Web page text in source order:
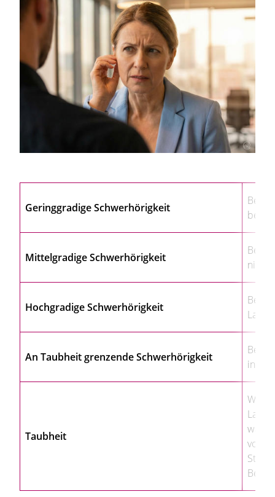
Geringgradige Schwerhörigkeit
Mittelgradige Schwerhörigkeit
nicht
Hochgradige Schwerhörigkeit
An Taubheit grenzende Schwerhörigkeit
in
Taubheit
von